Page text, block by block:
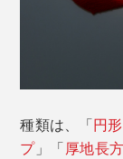
種類は、「円
プ」「厚地長